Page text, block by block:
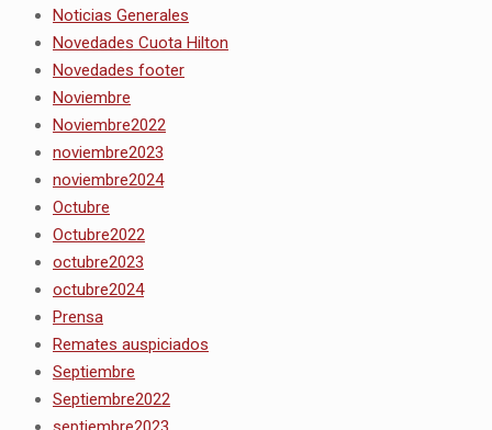
Noticias Generales
Novedades Cuota Hilton
Novedades footer
Noviembre
Noviembre2022
noviembre2023
noviembre2024
Octubre
Octubre2022
octubre2023
octubre2024
Prensa
Remates auspiciados
Septiembre
Septiembre2022